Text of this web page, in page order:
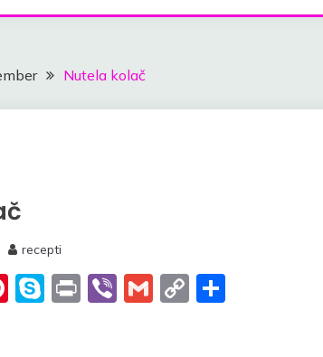
Nutela kolač
recepti
Pinterest
Skype
PrintViberGmail
Copy